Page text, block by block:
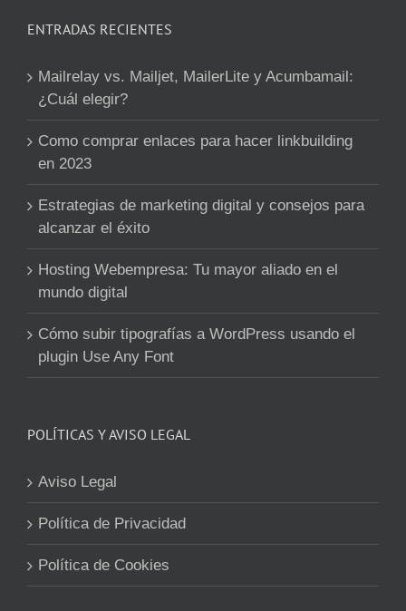
ENTRADAS RECIENTES
Mailrelay vs. Mailjet, MailerLite y Acumbamail:
¿Cuál elegir?
Como comprar enlaces para hacer linkbuilding
en 2023
Estrategias de marketing digital y consejos para
alcanzar el éxito
Hosting Webempresa: Tu mayor aliado en el
mundo digital
Cómo subir tipografías a WordPress usando el
plugin Use Any Font
POLÍTICAS Y AVISO LEGAL
Aviso Legal
Política de Privacidad
Política de Cookies